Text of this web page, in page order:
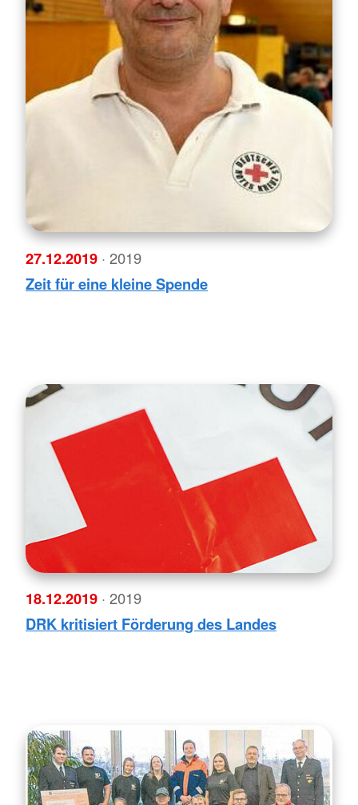
27.12.2019 · 2019
Zeit für eine kleine Spende
18.12.2019 · 2019
DRK kritisiert Förderung des Landes